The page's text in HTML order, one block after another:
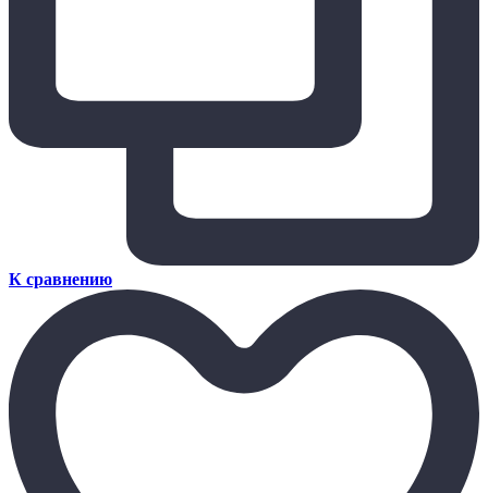
К сравнению